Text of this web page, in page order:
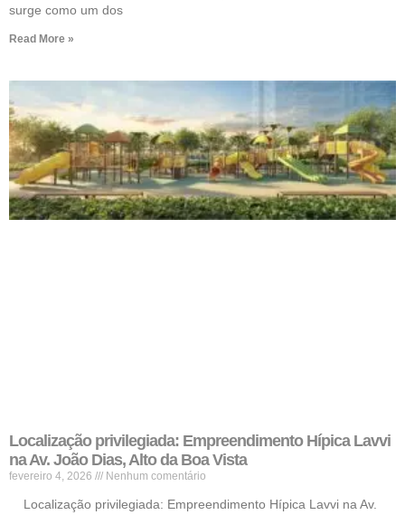
surge como um dos
Read More »
Localização privilegiada: Empreendimento Hípica Lavvi
na Av. João Dias, Alto da Boa Vista
fevereiro 4, 2026 Nenhum comentário
Localização privilegiada: Empreendimento Hípica Lavvi na Av.